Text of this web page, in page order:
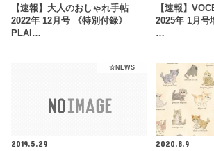
【速報】大人のおしゃれ手帖
2022年 12月号 《特別付録》
PLAI…
【速報】
2025年 1月号
…
☆NEWS
2019.5.29
2020.8.9